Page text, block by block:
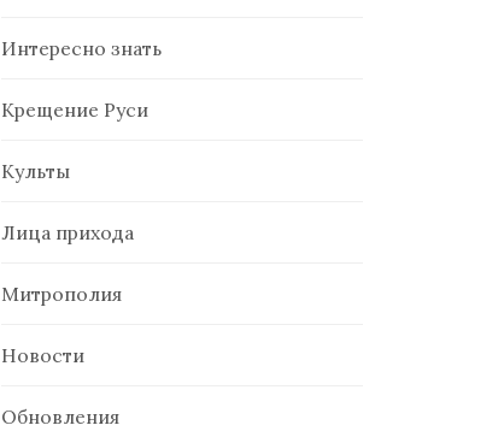
Интересно знать
Крещение Руси
Культы
Лица прихода
Митрополия
Новости
Обновления